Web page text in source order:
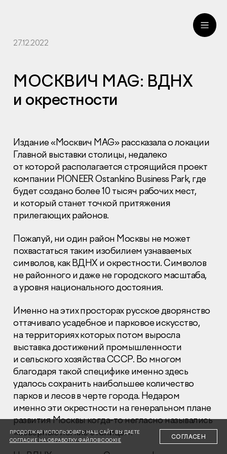
Правовая информация
Сообщить о коррупции
Глaвный oфиc
+7 (495) 502 95 59
Отдел продаж
+7 (495) 641-35-35
Заказать звонок
© 2001-2026 Компания «Пионер»
27.12.2022
МОСКВИЧ MAG: ВДНХ
и окрестности
Издание «Москвич MAG» рассказала о локации
Главной выставки столицы, недалеко
от которой располагается строящийся проект
компании PIONEER Ostankino Business Park, где
будет создано более 10 тысяч рабочих мест,
и который станет точкой притяжения
прилегающих районов.
Пожалуй, ни один район Москвы не может
похвастаться таким изобилием узнаваемых
символов, как ВДНХ и окрестности. Символов
не районного и даже не городского масштаба,
а уровня национального достояния.
Именно на этих просторах русское дворянство
оттачивало усадебное и парковое искусство,
на территориях которых потом выросла
выставка достижений промышленности
и сельского хозяйства СССР. Во многом
благодаря такой специфике именно здесь
удалось сохранить наибольшее количество
парков и лесов в черте города. Недаром
именно эти окрестности на генеральном плане
развития Москвы когда-то негласно назывались
«северные легкие столицы».
ПРОДОЛЖАЯ ИСПОЛЬЗОВАТЬ НАШ САЙТ, ВЫ ДАЕТЕ
СОГЛАСИЕ НА ОБРАБОТКУ ФАЙЛОВ COOKIE
СОГЛАСЕН